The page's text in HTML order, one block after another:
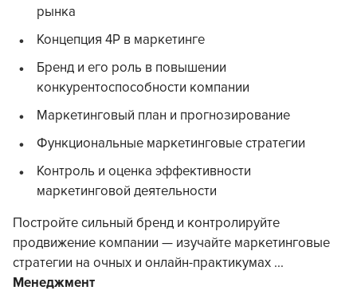
рынка
Концепция 4P в маркетинге
Бренд и его роль в повышении
конкурентоспособности компании
Маркетинговый план и прогнозирование
Функциональные маркетинговые стратегии
Контроль и оценка эффективности
маркетинговой деятельности
Постройте сильный бренд и контролируйте
продвижение компании — изучайте маркетинговые
стратегии на очных и онлайн-практикумах ...
Менеджмент